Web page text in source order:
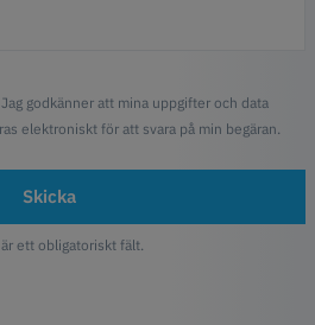
. Jag godkänner att mina uppgifter och data
elektroniskt för att svara på min begäran.
Skicka
ett obligatoriskt fält.